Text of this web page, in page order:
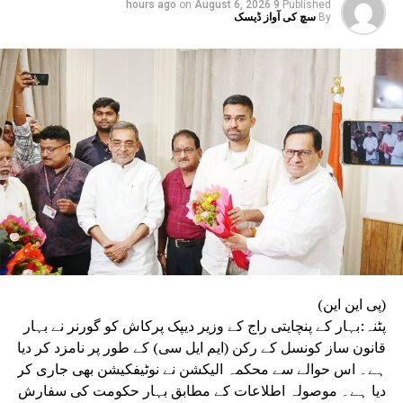
تھیں۔ ان میں سے ایک کمیٹی طلبہ کو جاری کیے گئے وجہ بتاؤ
نوٹسوں پر موصول ہونے والے جوابات کا جائزہ لے کر اپنی
رپورٹ تیار کرے گی۔ دوسری کمیٹی بدعنوانی اور بے ضابطگی
سے پاک امتحانات کے انعقاد کے لیے رہنما اصول مرتب کرے گی،
جبکہ تیسری کمیٹی پورے امتحانی نظام اور اس کے طریقۂ کار
کا تفصیلی مطالعہ کرے گی۔
Published
9 hours ago
on August 6, 2026
By سچ کی آواز ڈیسک
(پی این این)
پٹنہ:بہار کے پنچایتی راج کے وزیر دیپک پرکاش کو گورنر نے بہار
قانون ساز کونسل کے رکن (ایم ایل سی) کے طور پر نامزد کر دیا
ہے۔ اس حوالے سے محکمہ الیکشن نے نوٹیفکیشن بھی جاری کر
دیا ہے۔ موصولہ اطلاعات کے مطابق بہار حکومت کی سفارش